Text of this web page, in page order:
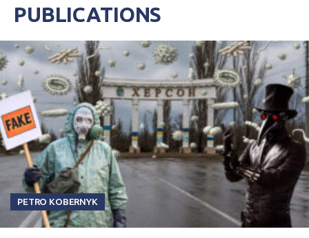
PUBLICATIONS
PETRO KOBERNYK